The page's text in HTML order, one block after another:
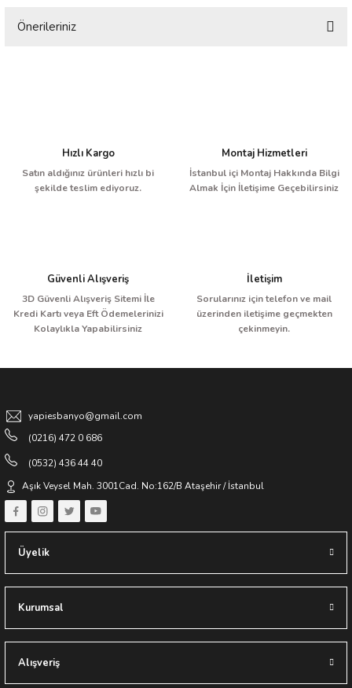
Önerileriniz
Ürün resmi kalitesiz, bozuk veya görüntülenemiyor.
Ürün açıklamasında eksik bilgiler bulunuyor.
Ürün bilgilerinde hatalar bulunuyor.
Hızlı Kargo
Satın aldığınız ürünleri hızlı bi
şekilde teslim ediyoruz.
Montaj Hizmetleri
İstanbul içi Montaj Hakkında Bilgi
Almak İçin İletişime Geçebilirsiniz
Güvenli Alışveriş
3D Güvenli Alışveriş Sitemi İle
Kredi Kartı veya Eft Ödemelerinizi
Kolaylıkla Yapabilirsiniz
İletişim
Sorularınız için telefon ve mail
üzerinden iletişime geçmekten
çekinmeyin.
yapiesbanyo@gmail.com
(0216) 472 0 686
(0532) 436 44 40
Aşık Veysel Mah. 3001Cad. No:162/B Ataşehir / İstanbul
Üyelik
Kurumsal
Alışveriş